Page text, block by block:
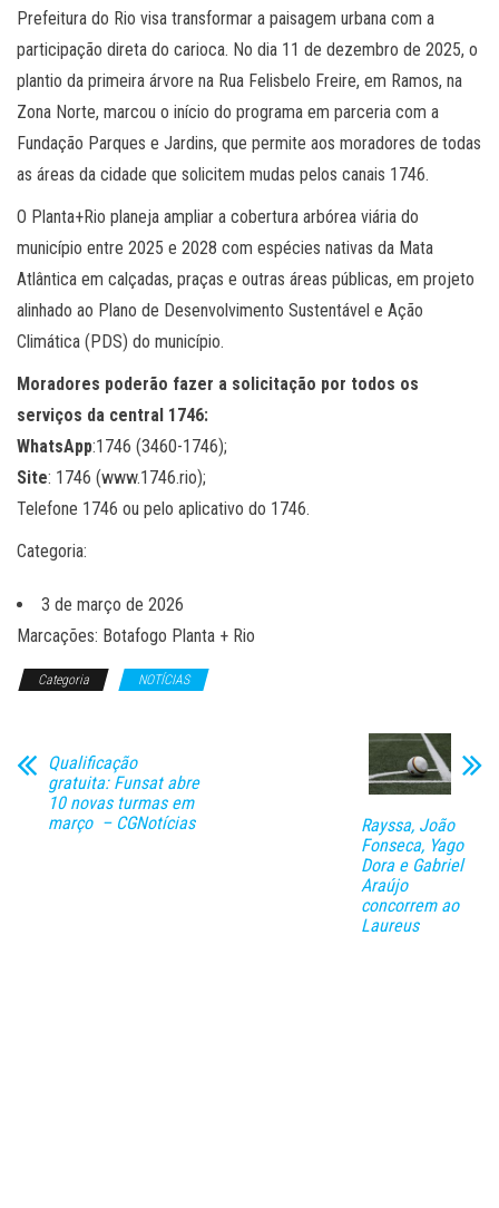
Prefeitura do Rio visa transformar a paisagem urbana com a
participação direta do carioca. No dia 11 de dezembro de 2025, o
plantio da primeira árvore na Rua Felisbelo Freire, em Ramos, na
Zona Norte, marcou o início do programa em parceria com a
Fundação Parques e Jardins, que permite aos moradores de todas
as áreas da cidade que solicitem mudas pelos canais 1746.
O Planta+Rio planeja ampliar a cobertura arbórea viária do
município entre 2025 e 2028 com espécies nativas da Mata
Atlântica em calçadas, praças e outras áreas públicas, em projeto
alinhado ao Plano de Desenvolvimento Sustentável e Ação
Climática (PDS) do município.
Moradores poderão fazer a solicitação por todos os
serviços da central 1746:
WhatsApp:1746 (3460-1746);
Site: 1746 (www.1746.rio);
Telefone 1746 ou pelo aplicativo do 1746.
Categoria:
3 de março de 2026
Marcações: Botafogo Planta + Rio
Categoria NOTÍCIAS
Qualificação
gratuita: Funsat abre
10 novas turmas em
março – CGNotícias
Rayssa, João
Fonseca, Yago
Dora e Gabriel
Araújo
concorrem ao
Laureus